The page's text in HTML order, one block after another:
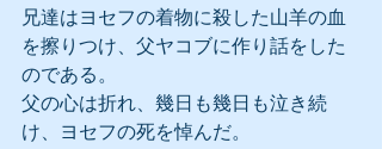
兄達はヨセフの着物に殺した山羊の血
を擦りつけ、父ヤコブに作り話をした
のである。
父の心は折れ、幾日も幾日も泣き続
け、ヨセフの死を悼んだ。